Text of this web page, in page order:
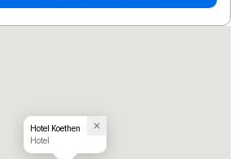
Hotel Koethen
Hotel